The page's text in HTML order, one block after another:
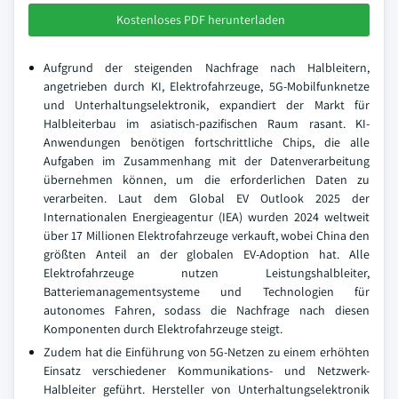
Kostenloses PDF herunterladen
Aufgrund der steigenden Nachfrage nach Halbleitern,
angetrieben durch KI, Elektrofahrzeuge, 5G-Mobilfunknetze
und Unterhaltungselektronik, expandiert der Markt für
Halbleiterbau im asiatisch-pazifischen Raum rasant. KI-
Anwendungen benötigen fortschrittliche Chips, die alle
Aufgaben im Zusammenhang mit der Datenverarbeitung
übernehmen können, um die erforderlichen Daten zu
verarbeiten. Laut dem Global EV Outlook 2025 der
Internationalen Energieagentur (IEA) wurden 2024 weltweit
über 17 Millionen Elektrofahrzeuge verkauft, wobei China den
größten Anteil an der globalen EV-Adoption hat. Alle
Elektrofahrzeuge nutzen Leistungshalbleiter,
Batteriemanagementsysteme und Technologien für
autonomes Fahren, sodass die Nachfrage nach diesen
Komponenten durch Elektrofahrzeuge steigt.
Zudem hat die Einführung von 5G-Netzen zu einem erhöhten
Einsatz verschiedener Kommunikations- und Netzwerk-
Halbleiter geführt. Hersteller von Unterhaltungselektronik